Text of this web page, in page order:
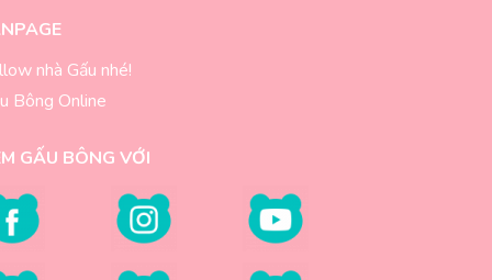
nhà Gấu nhé!
Bông Online
GẤU BÔNG VỚI